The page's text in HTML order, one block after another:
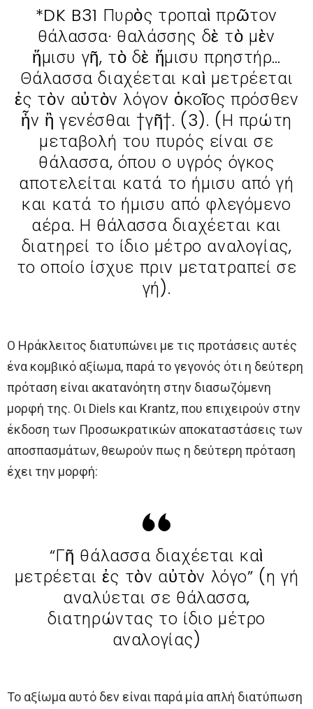
*DK B31 Πυρὸς τροπαὶ πρῶτον
θάλασσα· θαλάσσης δὲ τὸ μὲν
ἥμισυ γῆ, τὸ δὲ ἥμισυ πρηστήρ…
Θάλασσα διαχέεται καὶ μετρέεται
ἐς τὸν αὐτὸν λόγον ὁκοῖος πρόσθεν
ἦν ἢ γενέσθαι †γῆ†. (3). (Η πρώτη
μεταβολή του πυρός είναι σε
θάλασσα, όπου ο υγρός όγκος
αποτελείται κατά το ήμισυ από γή
και κατά το ήμισυ από φλεγόμενο
αέρα. Η θάλασσα διαχέεται και
διατηρεί το ίδιο μέτρο αναλογίας,
το οποίο ίσχυε πριν μετατραπεί σε
γή).
Ο Ηράκλειτος διατυπώνει με τις προτάσεις αυτές
ένα κομβικό αξίωμα, παρά το γεγονός ότι η δεύτερη
πρόταση είναι ακατανόητη στην διασωζόμενη
μορφή της. Οι Diels και Krantz, που επιχειρούν στην
έκδοση των Προσωκρατικών αποκαταστάσεις των
αποσπασμάτων, θεωρούν πως η δεύτερη πρόταση
έχει την μορφή:
“Γῆ θάλασσα διαχέεται καὶ
μετρέεται ἐς τὸν αὐτὸν λόγο” (η γή
αναλύεται σε θάλασσα,
διατηρώντας το ίδιο μέτρο
αναλογίας)
Το αξίωμα αυτό δεν είναι παρά μία απλή διατύπωση